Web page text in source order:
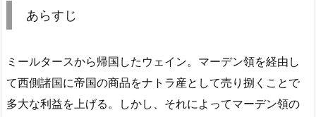
あらすじ
ミールタースから帰国したウェイン。マーデン領を経由し
て西側諸国に帝国の商品をナトラ産として売り捌くことで
多大な利益を上げる。しかし、それによってマーデン領の